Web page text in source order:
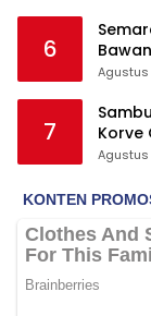
6
Agustus
7
Korve
Agustus